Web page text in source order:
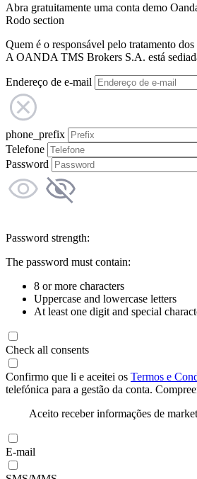
Abra gratuitamente uma conta demo
Rodo section
Quem é o responsável pelo tratamento dos
A OANDA TMS Brokers S.A. está
Endereço de e-mail
phone_prefix
Telefone
Password
Password strength:
The password must contain:
8 or more characters
Uppercase and lowercase letters
At least one digit and special
Check all consents
Confirmo que li e aceitei os Termos e
telefónica para a gestão da conta.
Aceito receber informações de
E-mail